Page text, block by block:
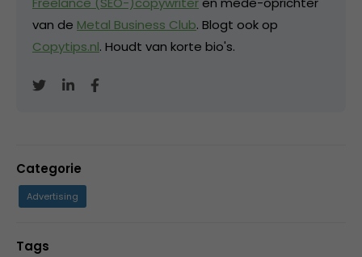
van de Metal Business Club. Blogt ook op
Copytips.nl. Houdt van korte bio's.
Categorie
Advertising
Tags